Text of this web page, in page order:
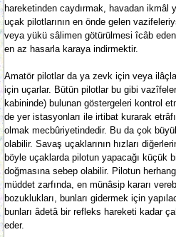
hareketinden caydırmak, havadan
uçak pilotlarının en önde gelen
veya yükü sâlimen götürülmesi îcâb
en az hasarla karaya indirmektir.
Amatör pilotlar da ya zevk için veya
için uçarlar. Bütün pilotlar bu gibi
kabininde) bulunan göstergeleri kontrol
de yer istasyonları ile irtibat kurarak
olmak mecbûriyetindedir. Bu da çok
olabilir. Savaş uçaklarının hızları
böyle uçaklarda pilotun yapacağı küçük
doğmasına sebep olabilir. Pilotun
müddet zarfında, en münâsip kararı
bozuklukları, bunları gidermek için
bunları âdetâ bir refleks hareketi kadar
eder.